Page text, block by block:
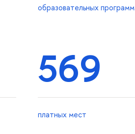
образовательных программ
569
платных мест